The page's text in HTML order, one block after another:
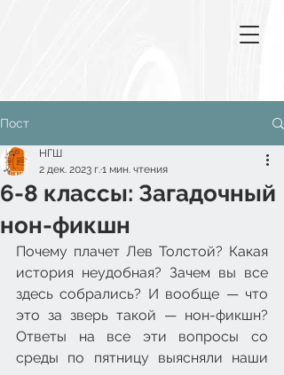
Пост
6-8 классы: Загадочный
нон-фикшн
НГШ
2 дек. 2023 г.1 мин. чтения
Почему плачет Лев Толстой? Какая
история неудобная? Зачем вы все
здесь собрались? И вообще — что
это за зверь такой — нон-фикшн?
Ответы на все эти вопросы со
среды по пятницу выясняли наши